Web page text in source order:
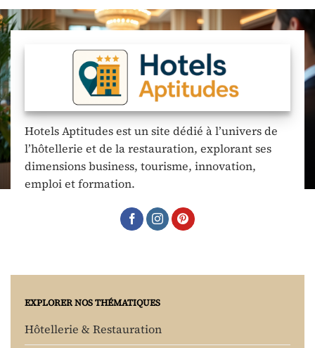
Hotels Aptitudes est un site dédié à l’univers de
l’hôtellerie et de la restauration, explorant ses
dimensions business, tourisme, innovation,
emploi et formation.
EXPLORER NOS THÉMATIQUES
Hôtellerie & Restauration